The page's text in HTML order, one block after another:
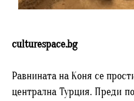
culturespace.bg
Равнината на Коня се
централна Турция. Преди